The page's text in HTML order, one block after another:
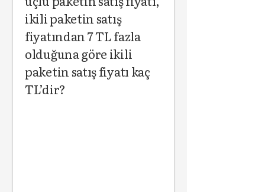
ikili paketin satış
fiyatından 7 TL fazla
olduğuna göre ikili
paketin satış fiyatı kaç
TL’dir?